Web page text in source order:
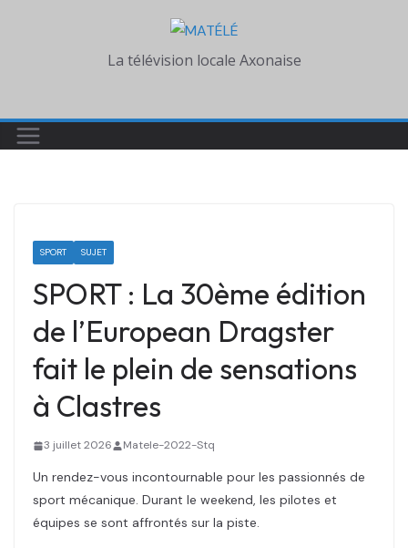
La télévision locale Axonaise
SPORT SUJET
SPORT : La 30ème édition
de l’European Dragster
fait le plein de sensations
à Clastres
3 juillet 2026 Matele-2022-Stq
Un rendez-vous incontournable pour les passionnés de
sport mécanique. Durant le weekend, les pilotes et
équipes se sont affrontés sur la piste.